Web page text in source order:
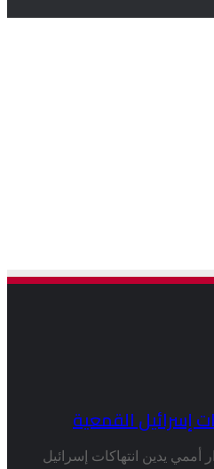
إسرائيل القمعية
يدين انتهاكات إسرائيل